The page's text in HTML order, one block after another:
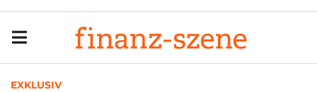
EXKLUSIV